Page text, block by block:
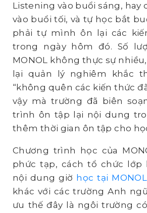
Listening vào buổi sáng, hay
vào buổi tối, và tự học bắt
phải tự mình ôn lại các
trong ngày hôm đó. Số
MONOL không thực sự
lại quản lý nghiêm khắc
“không quên các kiến thức
vậy mà trường đã biên
trình ôn tập lại nội dung
thêm thời gian ôn tập cho
Chương trình học của
phức tạp, cách tổ chức lớp
nội dung giờ học tại MONOL
khác với các trường Anh
ưu thế đây là ngôi trường